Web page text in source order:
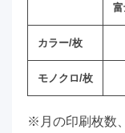
カラー/枚
モノクロ/枚
※月の印刷枚数